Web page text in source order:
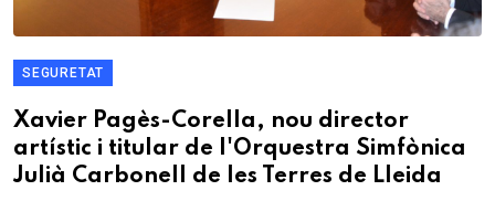
SEGURETAT
Xavier Pagès-Corella, nou director
artístic i titular de l'Orquestra Simfònica
Julià Carbonell de les Terres de Lleida